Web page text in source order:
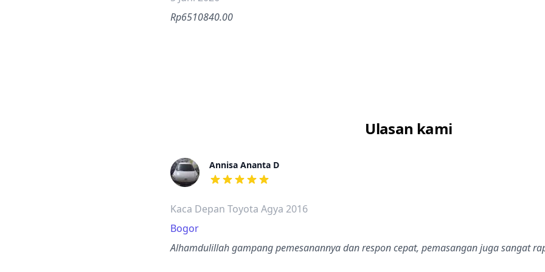
Rp6510840.00
Ulasan kami
Annisa Ananta D
dari ulasan adalah bintang lima
Kaca Depan Toyota Agya 2016
Bogor
Alhamdulillah gampang pemesanannya dan respon cepat, pemasangan juga sangat